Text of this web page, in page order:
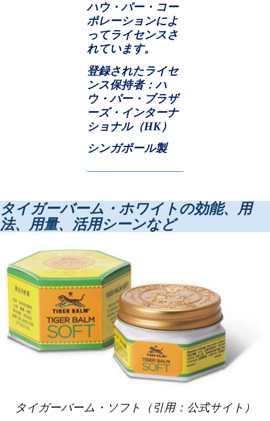
ハウ・パー・コー
ポレーションによ
ってライセンスさ
れています。
登録されたライセ
ンス保持者：ハ
ウ・パー・ブラザ
ーズ・インターナ
ショナル（HK）
シンガポール製
タイガーバーム・ホワイトの効能、用
法、用量、活用シーンなど
タイガーバーム・ソフト（引用：公式サイト）